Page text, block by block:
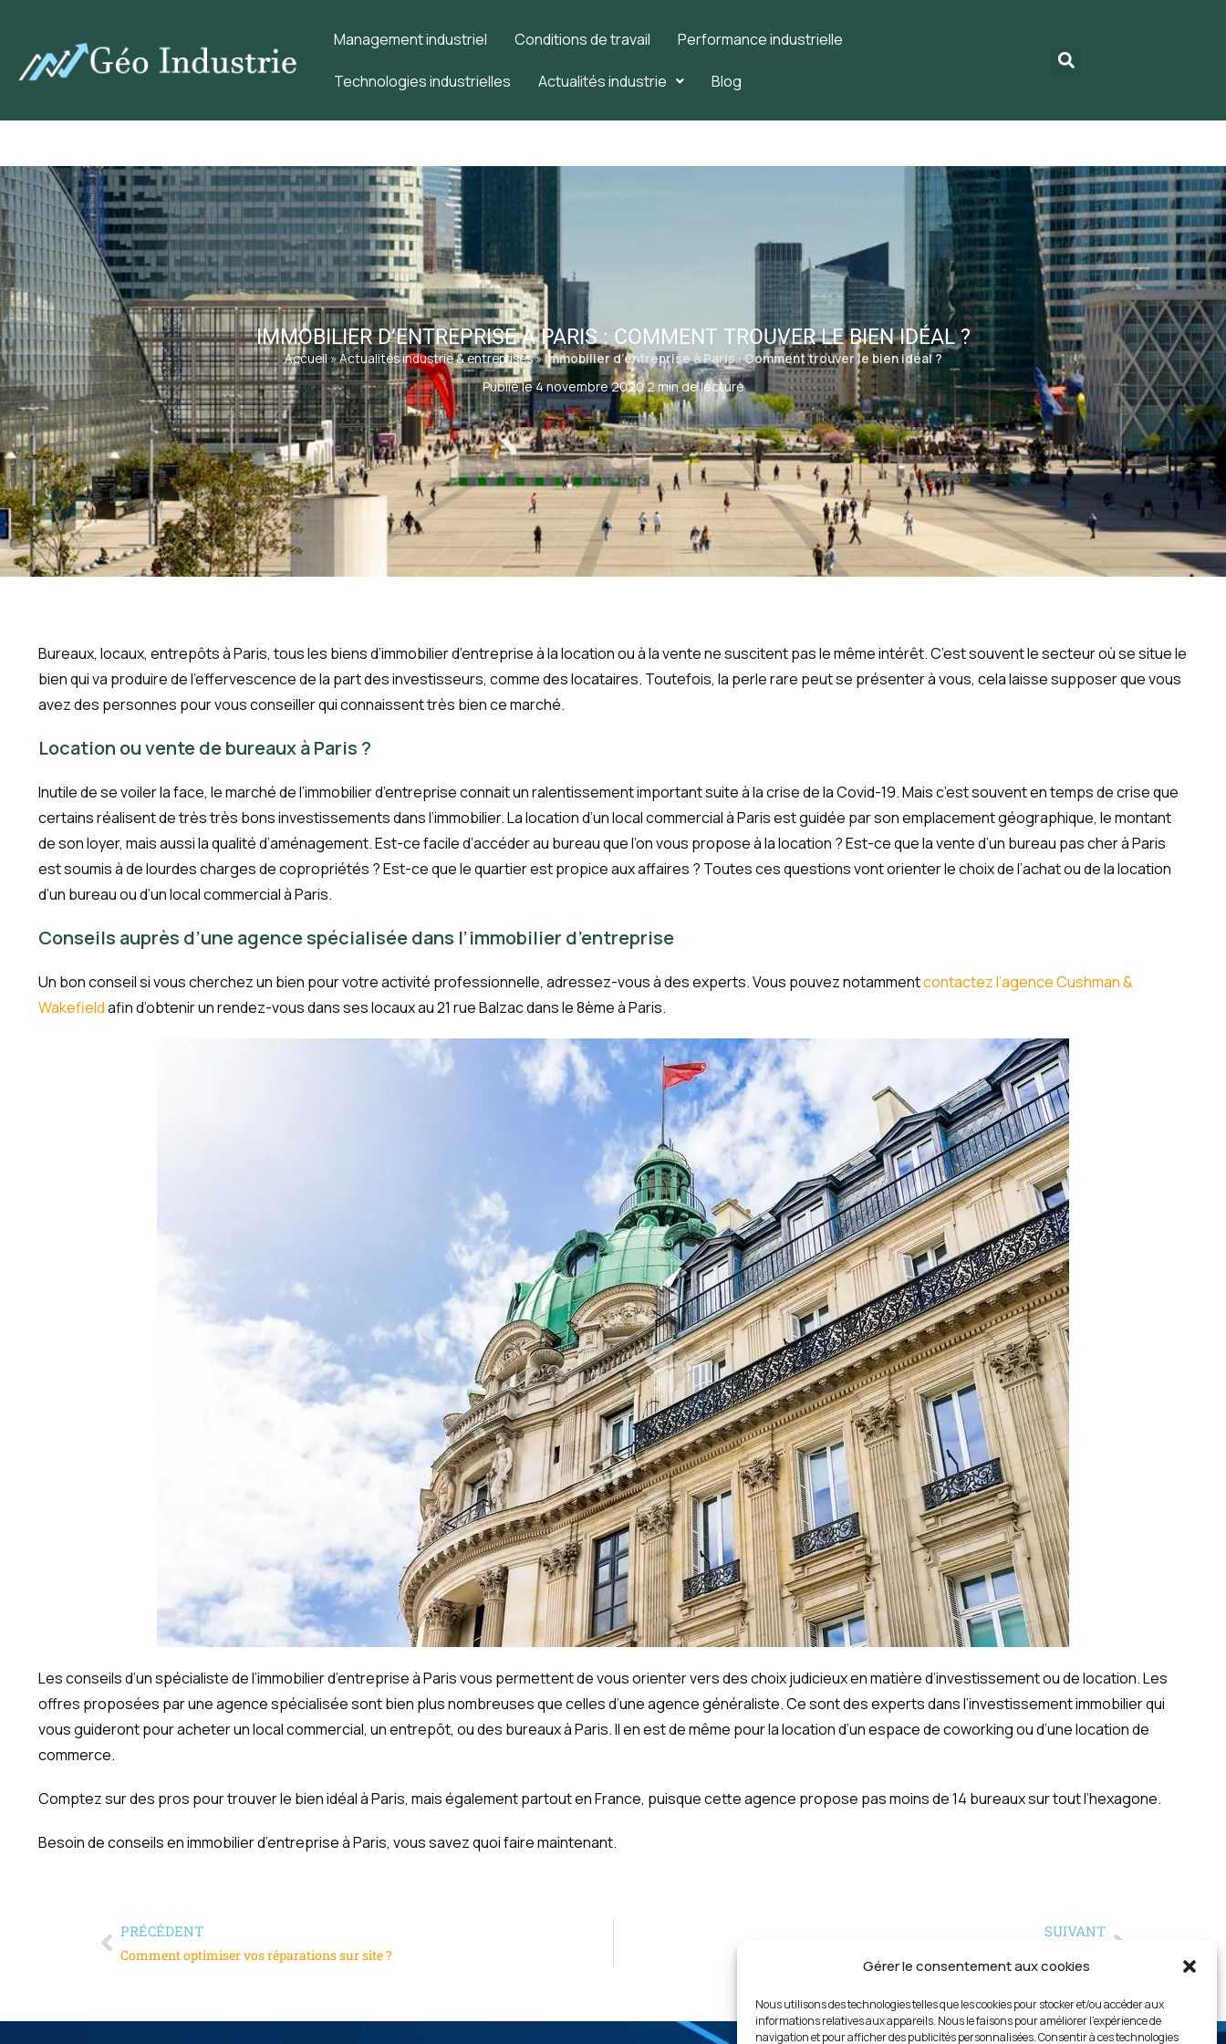
Gérer le consentement aux cookies
Nous utilisons des technologies telles que les cookies pour stocker et/ou accéder aux
informations relatives aux appareils. Nous le faisons pour améliorer l’expérience de
navigation et pour afficher des publicités personnalisées. Consentir à ces technologies
Management industriel Conditions de travail Performance industrielle
Technologies industrielles Actualités industrie Blog
IMMOBILIER D’ENTREPRISE À PARIS : COMMENT TROUVER LE BIEN IDÉAL ?
Accueil»Actualités industrie & entreprises»Immobilier d’entreprise à Paris : Comment trouver le bien idéal ?
Publié le 4 novembre 2020·2 min de lecture
Bureaux, locaux, entrepôts à Paris, tous les biens d’immobilier d’entreprise à la location ou à la vente ne suscitent pas le même intérêt. C’est souvent le secteur où se situe le
bien qui va produire de l’effervescence de la part des investisseurs, comme des locataires. Toutefois, la perle rare peut se présenter à vous, cela laisse supposer que vous
avez des personnes pour vous conseiller qui connaissent très bien ce marché.
Location ou vente de bureaux à Paris ?
Inutile de se voiler la face, le marché de l’immobilier d’entreprise connait un ralentissement important suite à la crise de la Covid-19. Mais c’est souvent en temps de crise que
certains réalisent de très très bons investissements dans l’immobilier. La location d’un local commercial à Paris est guidée par son emplacement géographique, le montant
de son loyer, mais aussi la qualité d’aménagement. Est-ce facile d’accéder au bureau que l’on vous propose à la location ? Est-ce que la vente d’un bureau pas cher à Paris
est soumis à de lourdes charges de copropriétés ? Est-ce que le quartier est propice aux affaires ? Toutes ces questions vont orienter le choix de l’achat ou de la location
d’un bureau ou d’un local commercial à Paris.
Conseils auprès d’une agence spécialisée dans l’immobilier d’entreprise
Un bon conseil si vous cherchez un bien pour votre activité professionnelle, adressez-vous à des experts. Vous pouvez notammentcontactez l’agence Cushman &
Wakefieldafin d’obtenir un rendez-vous dans ses locaux au 21 rue Balzac dans le 8ème à Paris.
Les conseils d’un spécialiste de l’immobilier d’entreprise à Paris vous permettent de vous orienter vers des choix judicieux en matière d’investissement ou de location. Les
offres proposées par une agence spécialisée sont bien plus nombreuses que celles d’une agence généraliste. Ce sont des experts dans l’investissement immobilier qui
vous guideront pour acheter un local commercial, un entrepôt, ou des bureaux à Paris. Il en est de même pour la location d’un espace de coworking ou d’une location de
commerce.
Comptez sur des pros pour trouver le bien idéal à Paris, mais également partout en France, puisque cette agence propose pas moins de 14 bureaux sur tout l’hexagone.
Besoin de conseils en immobilier d’entreprise à Paris, vous savez quoi faire maintenant.
PRÉCÉDENT
Comment optimiser vos réparations sur site ?
SUIVANT